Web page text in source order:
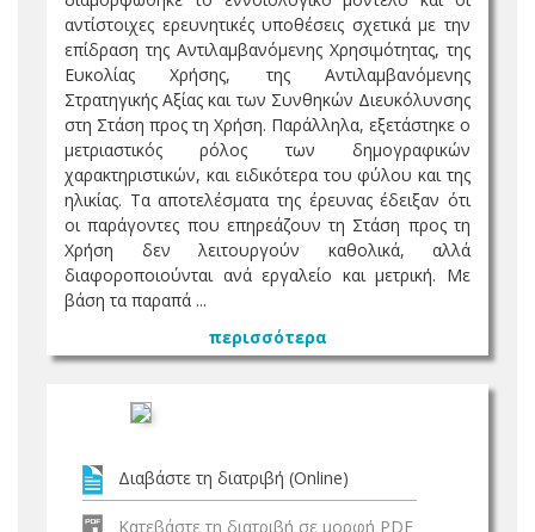
αντίστοιχες ερευνητικές υποθέσεις σχετικά με την
επίδραση της Αντιλαμβανόμενης Χρησιμότητας, της
Ευκολίας Χρήσης, της Αντιλαμβανόμενης
Στρατηγικής Αξίας και των Συνθηκών Διευκόλυνσης
στη Στάση προς τη Χρήση. Παράλληλα, εξετάστηκε ο
μετριαστικός ρόλος των δημογραφικών
χαρακτηριστικών, και ειδικότερα του φύλου και της
ηλικίας. Τα αποτελέσματα της έρευνας έδειξαν ότι
οι παράγοντες που επηρεάζουν τη Στάση προς τη
Χρήση δεν λειτουργούν καθολικά, αλλά
διαφοροποιούνται ανά εργαλείο και μετρική. Με
βάση τα παραπά ...
περισσότερα
Διαβάστε τη διατριβή (Online)
Κατεβάστε τη διατριβή σε μορφή PDF